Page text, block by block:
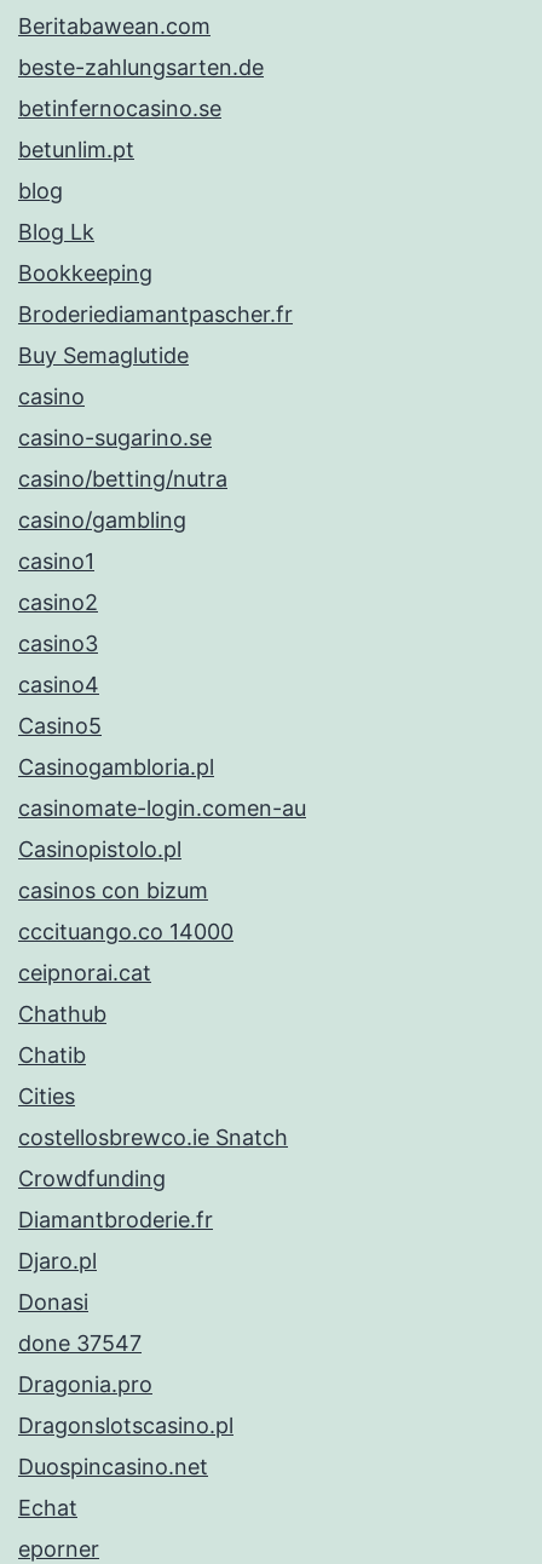
Beritabawean.com
beste-zahlungsarten.de
betinfernocasino.se
betunlim.pt
blog
Blog Lk
Bookkeeping
Broderiediamantpascher.fr
Buy Semaglutide
casino
casino-sugarino.se
casino/betting/nutra
casino/gambling
casino1
casino2
casino3
casino4
Casino5
Casinogambloria.pl
casinomate-login.comen-au
Casinopistolo.pl
casinos con bizum
cccituango.co 14000
ceipnorai.cat
Chathub
Chatib
Cities
costellosbrewco.ie Snatch
Crowdfunding
Diamantbroderie.fr
Djaro.pl
Donasi
done 37547
Dragonia.pro
Dragonslotscasino.pl
Duospincasino.net
Echat
eporner